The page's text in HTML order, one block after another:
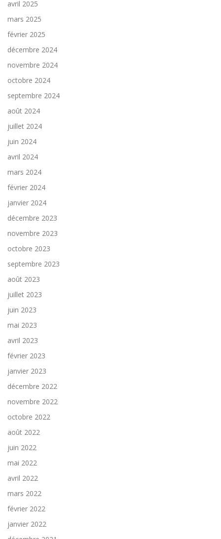
avril 2025
mars 2025
février 2025
décembre 2024
novembre 2024
octobre 2024
septembre 2024
août 2024
juillet 2024
juin 2024
avril 2024
mars 2024
février 2024
janvier 2024
décembre 2023
novembre 2023
octobre 2023
septembre 2023
août 2023
juillet 2023
juin 2023
mai 2023
avril 2023
février 2023
janvier 2023
décembre 2022
novembre 2022
octobre 2022
août 2022
juin 2022
mai 2022
avril 2022
mars 2022
février 2022
janvier 2022